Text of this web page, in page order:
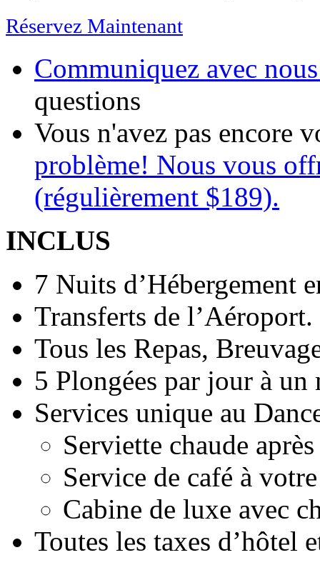
Réservez Maintenant
Communiquez avec
questions
Vous n'avez pas encore
problème! Nous vous
(régulièrement $189).
INCLUS
7 Nuits d’Hébergement
Transferts de l’Aéroport.
Tous les Repas,
5 Plongées par jour à
Services unique au
Serviette chaude
Service de café à
Cabine de luxe avec
Toutes les taxes d’hôtel